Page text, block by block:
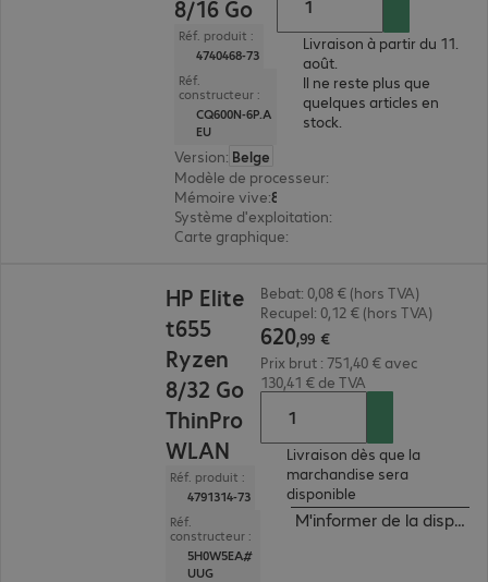
8/16 Go
Réf. produit :
4740468-73
Réf.
constructeur :
CQ600N-6P.A
EU
Version: Belge
Modèle de processeur:
Mémoire vive:
Système d'exploitation:
Carte graphique:
Livraison à partir du 11.
août.
Il ne reste plus que
quelques articles en
stock.
HP Elite
t655
Ryzen
8/32 Go
ThinPro
WLAN
Réf. produit :
4791314-73
Réf.
constructeur :
5H0W5EA#
UUG
Bebat: 0,08 € (hors TVA)
Recupel: 0,12 € (hors TVA)
620,99 €
Prix brut : 751,40 € avec
130,41 € de TVA
Livraison dès que la
marchandise sera
disponible
M'informer de la